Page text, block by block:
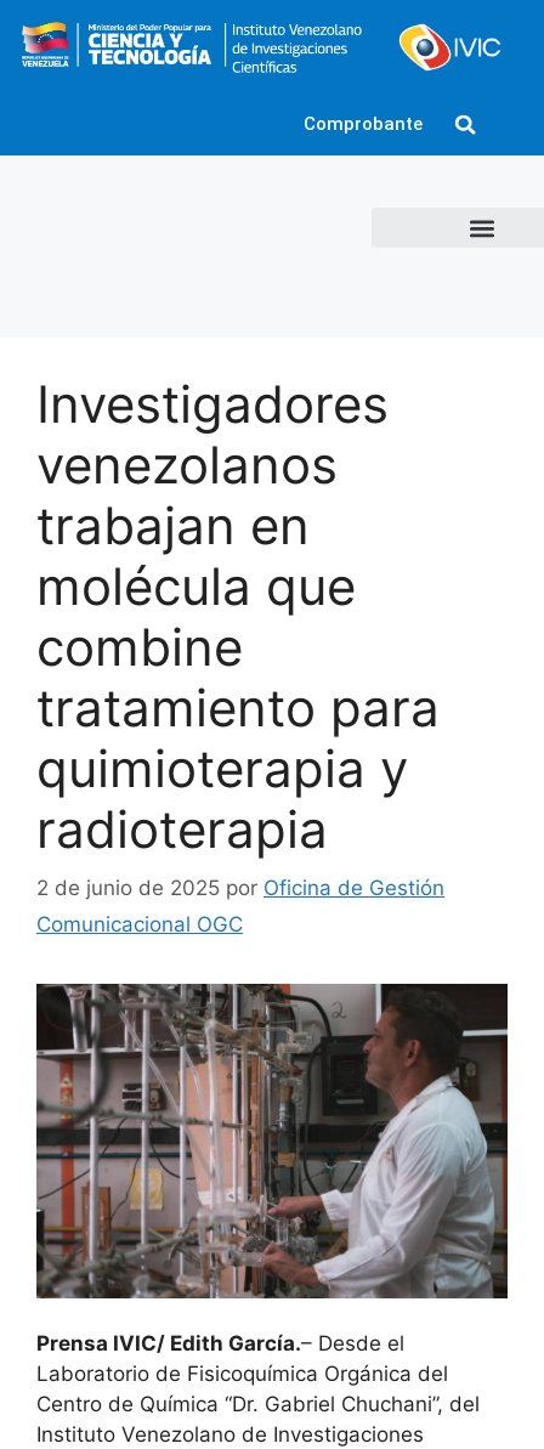
Comprobante
Investigadores
venezolanos
trabajan en
molécula que
combine
tratamiento para
quimioterapia y
radioterapia
2 de junio de 2025 por Oficina de Gestión
Comunicacional OGC
Prensa IVIC/ Edith García.– Desde el
Laboratorio de Fisicoquímica Orgánica del
Centro de Química “Dr. Gabriel Chuchani”, del
Instituto Venezolano de Investigaciones